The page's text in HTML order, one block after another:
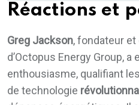
Réactions et
Greg Jackson, fondateur
d’Octopus Energy Group, a
enthousiasme, qualifiant
de technologie